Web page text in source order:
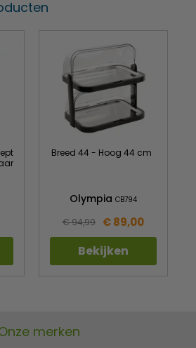
Breed 44 - Hoog 44 cm
Olympia CB794
€ 94,99 € 89,00
Bekijken
merken